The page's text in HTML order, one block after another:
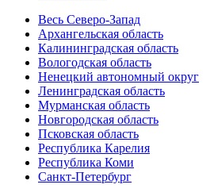
Весь Северо-Запад
Архангельская область
Калининградская область
Вологодская область
Ненецкий автономный округ
Ленинградская область
Мурманская область
Новгородская область
Псковская область
Республика Карелия
Республика Коми
Санкт-Петербург